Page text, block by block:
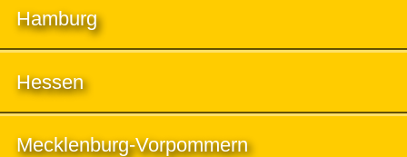
Hamburg
Hessen
Mecklenburg-Vorpommern